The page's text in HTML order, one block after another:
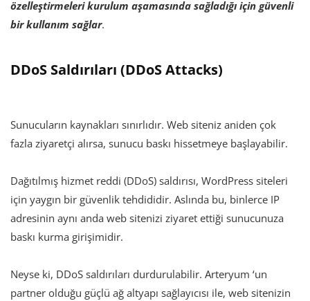
özelleştirmeleri kurulum aşamasında sağladığı için güvenli
bir kullanım sağlar.
DDoS Saldırıları (DDoS Attacks)
Sunucuların kaynakları sınırlıdır. Web siteniz aniden çok
fazla ziyaretçi alırsa, sunucu baskı hissetmeye başlayabilir.
Dağıtılmış hizmet reddi (DDoS) saldırısı, WordPress siteleri
için yaygın bir güvenlik tehdididir. Aslında bu, binlerce IP
adresinin aynı anda web sitenizi ziyaret ettiği sunucunuza
baskı kurma girişimidir.
Neyse ki, DDoS saldırıları durdurulabilir. Arteryum ‘un
partner olduğu güçlü ağ altyapı sağlayıcısı ile, web sitenizin